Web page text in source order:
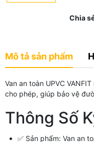
Chia
Mô tả sản phẩm
Van an toàn UPVC
cho phép, giúp bảo vệ
Thông Số
✅ Sản phẩm: Van an